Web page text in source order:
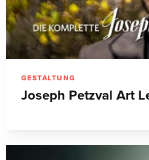
GESTALTUNG
Joseph Petzval Art